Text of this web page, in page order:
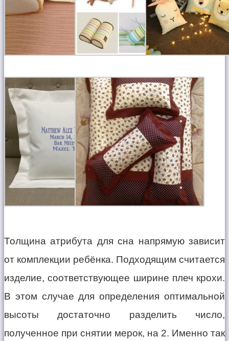
Толщина атрибута для сна напрямую зависит
от комплекции ребёнка. Подходящим считается
изделие, соответствующее ширине плеч крохи.
В этом случае для определения оптимальной
высоты достаточно разделить число,
полученное при снятии мерок, на 2. Именно так